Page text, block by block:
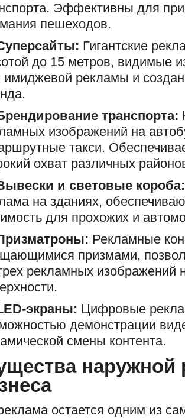
Эффективны для
пешеходов.
Гигантские
до 15 метров, видимые
имиджевой рекламы и
транспорта:
изображений на
такси.
охват различных
и световые короба:
на зданиях,
для прохожих и
Рекламные
призмами,
рекламных изображений
экраны: Цифровые
демонстрации
смены контента.
наружной
остается одним из